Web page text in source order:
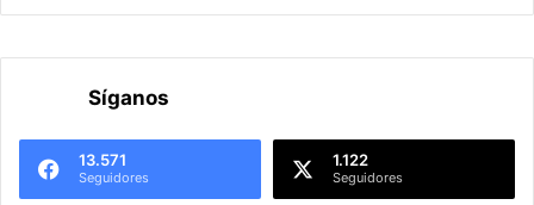
Síganos
13.571
Seguidores
1.122
Seguidores